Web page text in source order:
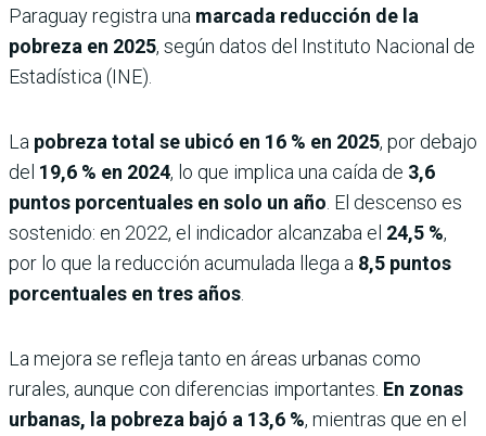
Paraguay registra una marcada reducción de la
pobreza en 2025, según datos del Instituto Nacional de
Estadística (INE).
La pobreza total se ubicó en 16 % en 2025, por debajo
del 19,6 % en 2024, lo que implica una caída de 3,6
puntos porcentuales en solo un año . El descenso es
sostenido: en 2022, el indicador alcanzaba el 24,5 %,
por lo que la reducción acumulada llega a 8,5 puntos
porcentuales en tres años
La mejora se refleja tanto en áreas urbanas como
rurales, aunque con diferencias importantes. En zonas
urbanas, la pobreza bajó a 13,6 %, mientras que en el